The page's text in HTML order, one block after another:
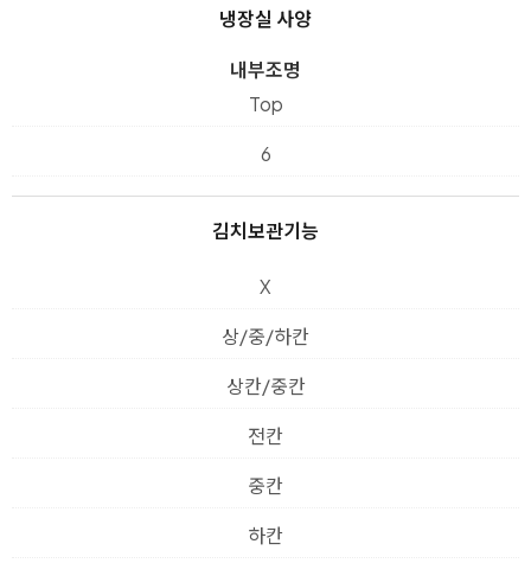
냉장실 사양
내부조명
Top
6
김치보관기능
X
상/중/하칸
상칸/중칸
전칸
중칸
하칸